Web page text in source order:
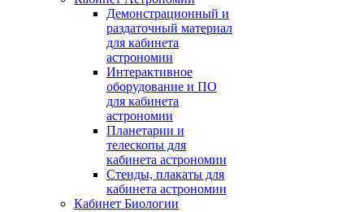
Демонстрационный и
раздаточный материал
для кабинета
астрономии
Интерактивное
оборудование и ПО
для кабинета
астрономии
Планетарии и
телескопы для
кабинета астрономии
Стенды, плакаты для
кабинета астрономии
Кабинет Биологии